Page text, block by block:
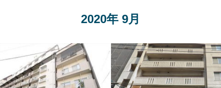
2020年 9月